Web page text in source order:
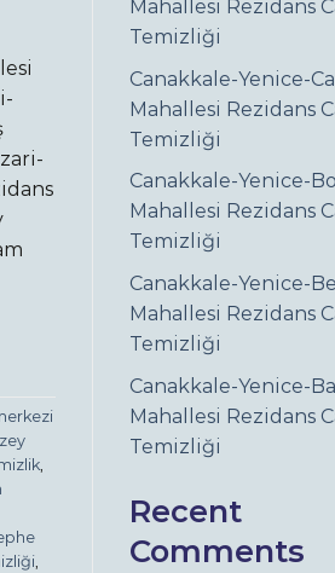
,
,
Mahallesi Rezidans
Temizliği
Canakkale-Yenice-
Mahallesi Rezidans
Temizliği
Canakkale-Yenice-
Mahallesi Rezidans
Temizliği
Canakkale-Yenice-
Mahallesi Rezidans
Temizliği
Canakkale-Yenice-
Mahallesi Rezidans
Temizliği
Recent
Comments